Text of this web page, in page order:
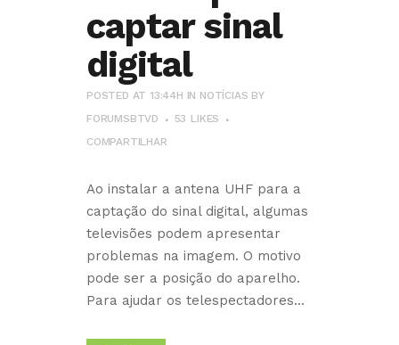
captar sinal
digital
POSTED AT 13:44H IN NOTÍCIAS BY
FORUMSBTVD
53 LIKES
COMPARTILHAR
Ao instalar a antena UHF para a
captação do sinal digital, algumas
televisões podem apresentar
problemas na imagem. O motivo
pode ser a posição do aparelho.
Para ajudar os telespectadores...